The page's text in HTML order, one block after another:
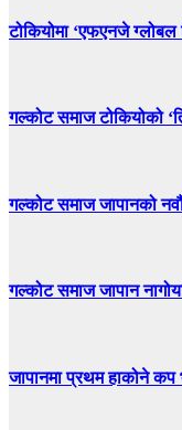
टोकियोमा ‘एफएनजे
गल्कोट समाज टोकियोको
गल्कोट समाज जापानको
गल्कोट समाज जापान
जापानमा प्रथम हाकोने